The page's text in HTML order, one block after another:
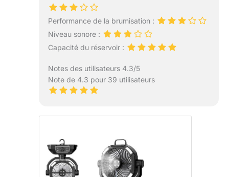
Performance de la brumisation :
Niveau sonore :
Capacité du réservoir :
Notes des utilisateurs 4.3/5
Note de 4.3 pour 39 utilisateurs